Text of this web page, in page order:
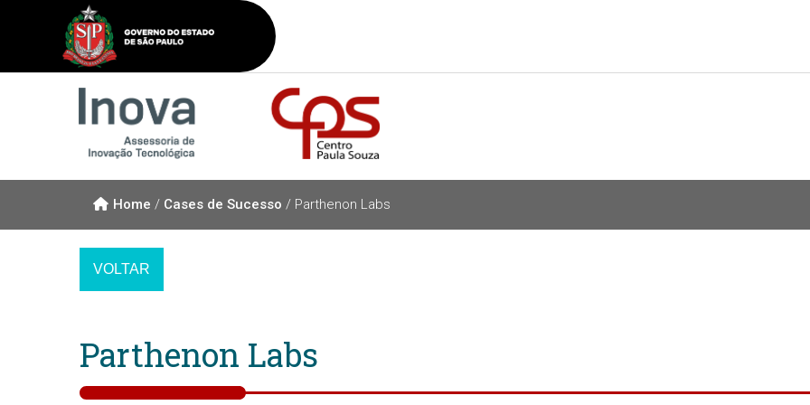
Home / Cases de Sucesso / Parthenon Labs
Parthenon Labs